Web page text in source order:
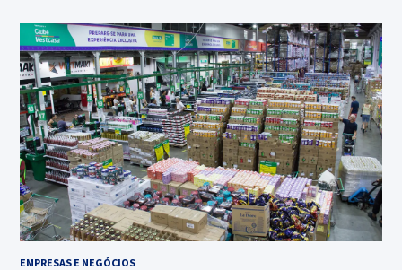
EMPRESAS E NEGÓCIOS